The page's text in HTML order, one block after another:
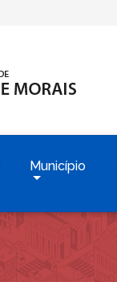
Município